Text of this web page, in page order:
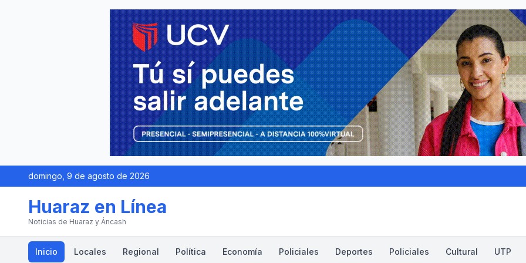
domingo, 9 de agosto de 2026
Huaraz en Línea
Noticias de Huaraz y Áncash
Inicio Locales Regional Política Economía Policiales Deportes Policiales Cultural UTP